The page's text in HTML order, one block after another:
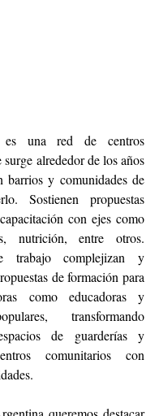
es una red de centros
alrededor de los años
barrios y comunidades de
Sostienen propuestas
con ejes como
nutrición, entre otros.
trabajo complejizan y
de formación para
como educadoras y
transformando
de guarderías y
comunitarios con